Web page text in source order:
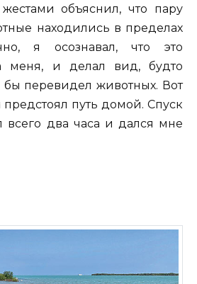
объяснил, что пару
находились в пределах
я осознавал, что это
меня, и делал вид, будто
бы перевидел животных. Вот
путь домой. Спуск
два часа и дался мне